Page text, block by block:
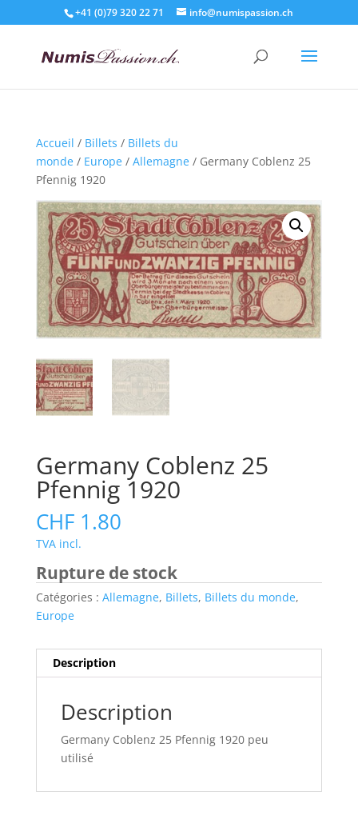
+41 (0)79 320 22 71 info@numispassion.ch
Accueil / Billets / Billets du
monde/ Europe/ Allemagne/ Germany Coblenz 25
Pfennig 1920
Germany Coblenz 25
Pfennig 1920
CHF1.80
TVA incl.
Rupture de stock
Catégories : Allemagne, Billets, Billets du monde,
Europe
Description
Description
Germany Coblenz 25 Pfennig 1920 peu
utilisé